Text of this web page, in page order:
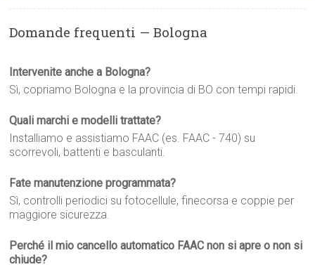
Domande frequenti — Bologna
Intervenite anche a Bologna?
Sì, copriamo Bologna e la provincia di BO con tempi rapidi.
Quali marchi e modelli trattate?
Installiamo e assistiamo FAAC (es. FAAC - 740) su
scorrevoli, battenti e basculanti.
Fate manutenzione programmata?
Sì, controlli periodici su fotocellule, finecorsa e coppie per
maggiore sicurezza.
Perché il mio cancello automatico FAAC non si apre o non si
chiude?